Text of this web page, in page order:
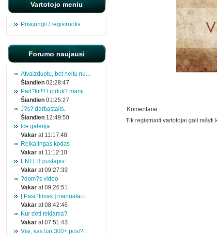
Vartotojo meniu
Prisijungti / registruotis
Forumo naujausi
Atvaizduotu, bet neitu nu...
Šiandien 02:28:47
Pad?kit!!! Lipduk? manij...
Šiandien 01:25:27
J?s? darbastalis.
Šiandien 12:49:50
Ice galerija
Vakar at 11:17:48
Reikalingas kodas
Vakar at 11:12:10
ENTER puslapis.
Vakar at 09:27:39
?dom?s video
Vakar at 09:26:51
[ Pasi?limas ] manualai.l...
Vakar at 08:42:46
Kur deti reklama?
Vakar at 07:51:43
Visi, kas turi 300+ post?...
Komentarai
Tik registruoti vartotojai gali rašyti